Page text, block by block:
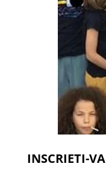
INSCRIETI-